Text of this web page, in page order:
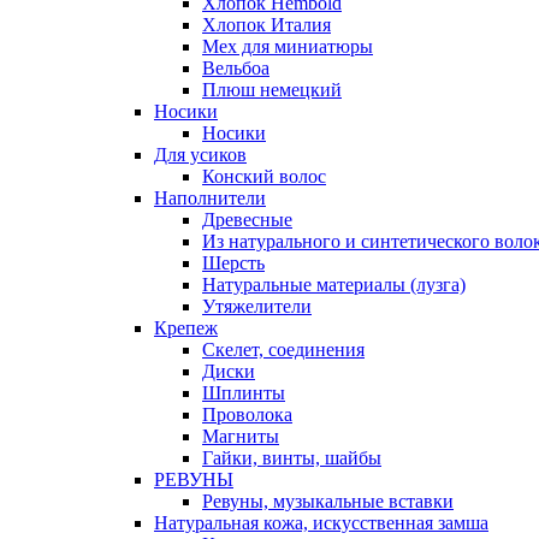
Хлопок Италия
Мех для миниатюры
Вельбоа
Плюш немецкий
Носики
Носики
Для усиков
Конский волос
Наполнители
Древесные
Из натурального и синтетического
Шерсть
Натуральные материалы (лузга)
Утяжелители
Крепеж
Скелет, соединения
Диски
Шплинты
Проволока
Магниты
Гайки, винты, шайбы
РЕВУНЫ
Ревуны, музыкальные вставки
Натуральная кожа, искусственная замша